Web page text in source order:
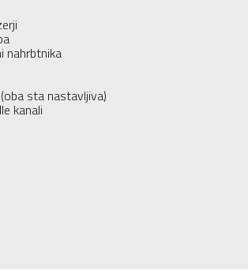
nahrbtnika
sta nastavljiva)
kanali